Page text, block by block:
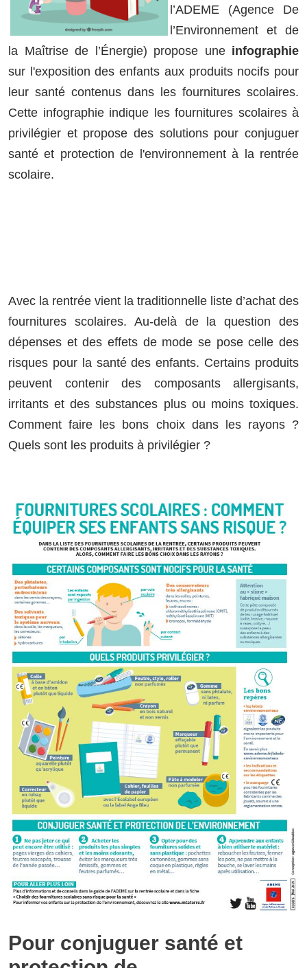
l’ADEME (Agence De
l’Environnement et de
la Maîtrise de l’Énergie) propose une infographie
sur l'exposition des enfants aux produits nocifs pour
leur santé contenus dans les fournitures scolaires.
Cette infographie indique les fournitures scolaires à
privilégier et propose des solutions pour conjuguer
santé et protection de l'environnement à la rentrée
scolaire.
Avec la rentrée vient la traditionnelle liste d’achat des
fournitures scolaires. Au-delà de la question des
dépenses et des effets de mode se pose celle des
risques pour la santé des enfants. Certains produits
peuvent contenir des composants allergisants,
irritants et des substances plus ou moins toxiques.
Comment faire les bons choix dans les rayons ?
Quels sont les produits à privilégier ?
Pour conjuguer santé et